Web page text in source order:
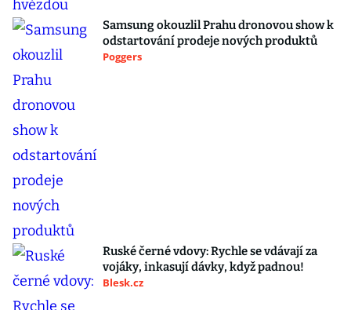
Samsung okouzlil Prahu dronovou show k
odstartování prodeje nových produktů
Poggers
Ruské černé vdovy: Rychle se vdávají za
vojáky, inkasují dávky, když padnou!
Blesk.cz